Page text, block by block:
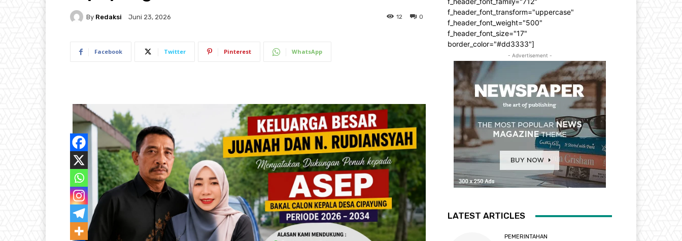
By Redaksi Juni 23, 2026 0
12
Facebook Twitter Pinterest WhatsApp
f_header_font_transform="uppercase"
f_header_font_weight="500"
f_header_font_size="17"
border_color="#dd3333"]
- Advertisement -
LATEST ARTICLES
PEMERINTAHAN